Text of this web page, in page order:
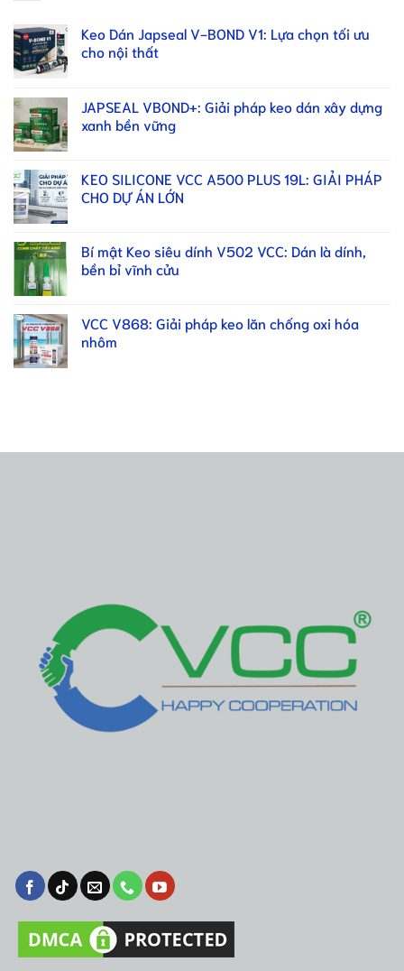
Keo Dán Japseal V-BOND V1: Lựa chọn tối ưu
cho nội thất
JAPSEAL VBOND+: Giải pháp keo dán xây dựng
xanh bền vững
KEO SILICONE VCC A500 PLUS 19L: GIẢI PHÁP
CHO DỰ ÁN LỚN
Bí mật Keo siêu dính V502 VCC: Dán là dính,
bền bỉ vĩnh cửu
VCC V868: Giải pháp keo lăn chống oxi hóa
nhôm